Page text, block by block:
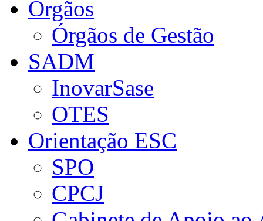
Órgãos
Órgãos de Gestão
SADM
InovarSase
OTES
Orientação ESC
SPO
CPCJ